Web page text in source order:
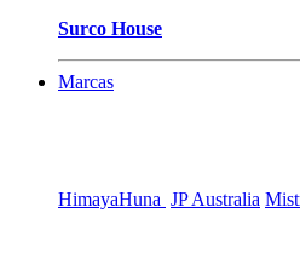
Surco House
Marcas
HimayaHuna JP Australia